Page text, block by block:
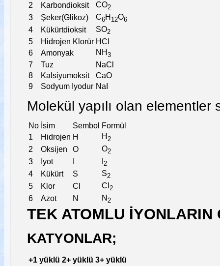
2
Karbondioksit CO2
3 Şeker(Glikoz) C6H 12O6
4 Kükürtdioksit SO2
5 Hidrojen Klorür HCl
6
Amonyak NH 3
7 Tuz
NaCl
8
Kalsiyumoksit
CaO
9
Sodyum Iyodur NaI
Molekül yapılı olan
No İsim Sembol Formül
1
Hidrojen H H 2
2 Oksijen O O2
3 Iyot 2
4 Kükürt S S2
5 Klor Cl Cl 2
6 Azot N N 2
TEK ATOMLU İYONLARIN
KATYONLAR;
+1 yüklü 2+ yüklü 3+ yüklü